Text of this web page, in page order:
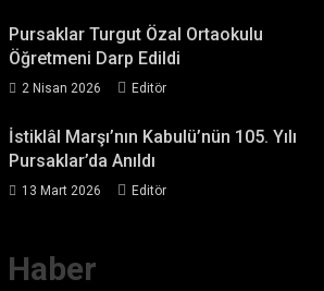
Pursaklar Turgut Özal Ortaokulu
Öğretmeni Darp Edildi
2 Nisan 2026 Editör
İstiklâl Marşı’nın Kabulü’nün 105. Yılı
Pursaklar’da Anıldı
13 Mart 2026 Editör